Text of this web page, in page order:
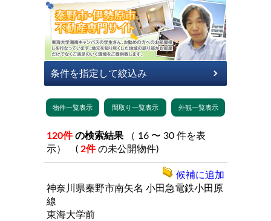
120件 の検索結果
示） ( 2件 の未公開物件)
神奈川県秦野市南矢名 小田急電鉄小田原
線
東海大学前
候補に追加